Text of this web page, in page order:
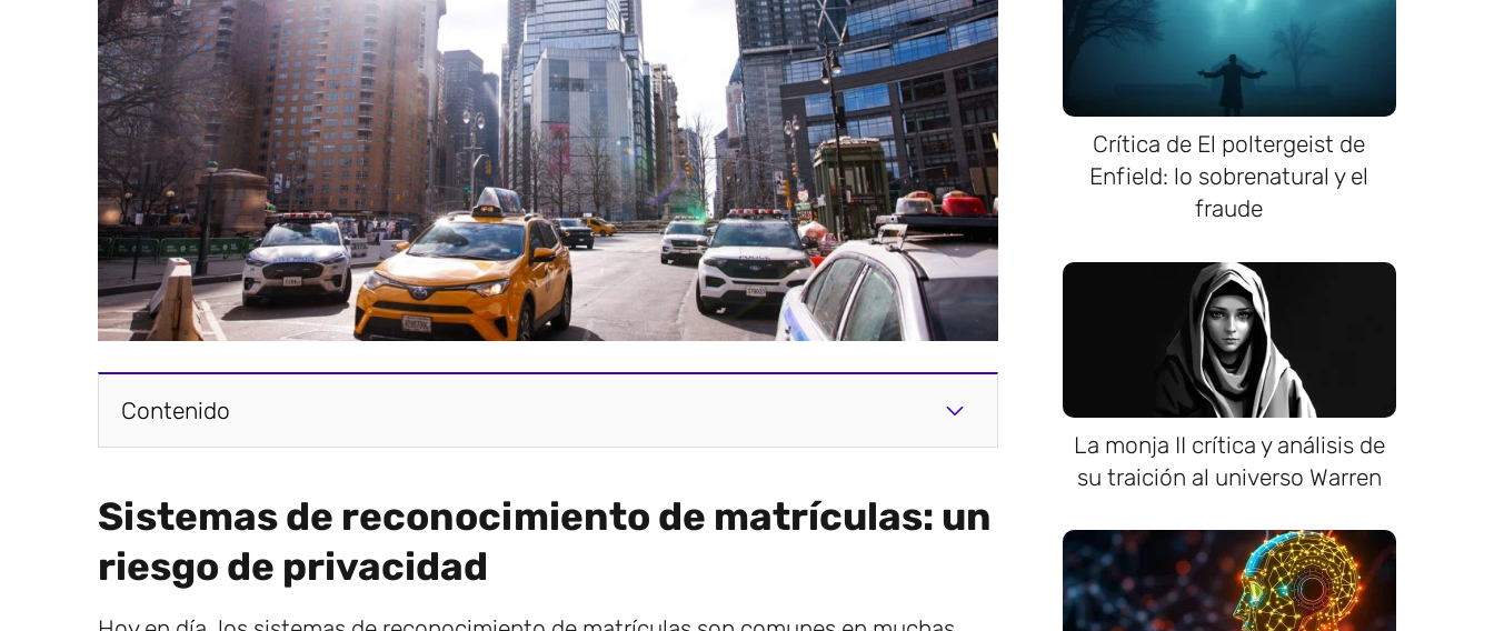
Contenido
Sistemas de reconocimiento de matrículas: un
riesgo de privacidad
Crítica de El poltergeist de
Enfield: lo sobrenatural y el
fraude
La monja II crítica y análisis de
su traición al universo Warren